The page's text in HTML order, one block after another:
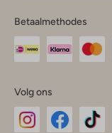
Betaalmethodes
Volg ons